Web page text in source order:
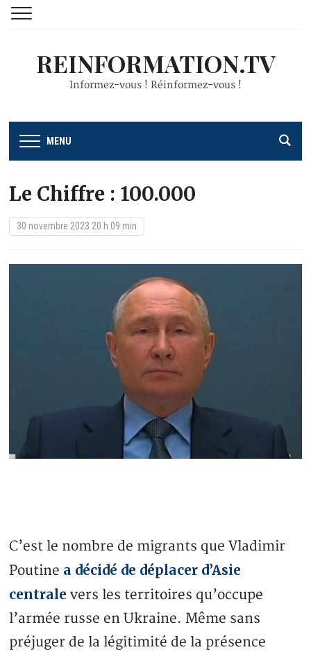
REINFORMATION.TV
Informez-vous ! Réinformez-vous !
MENU
Le Chiffre : 100.000
30 novembre 2023 20 h 09 min
C’est le nombre de migrants que Vladimir
Poutine a décidé de déplacer d’Asie
centrale vers les territoires qu’occupe
l’armée russe en Ukraine. Même sans
préjuger de la légitimité de la présence